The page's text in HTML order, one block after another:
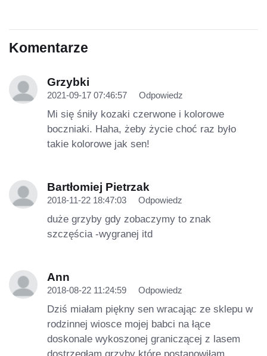
Komentarze
Grzybki
2021-09-17 07:46:57 Odpowiedz
Mi się śniły kozaki czerwone i kolorowe
boczniaki. Haha, żeby życie choć raz było
takie kolorowe jak sen!
Bartłomiej Pietrzak
2018-11-22 18:47:03 Odpowiedz
duże grzyby gdy zobaczymy to znak
szczęścia -wygranej itd
Ann
2018-08-22 11:24:59 Odpowiedz
Dziś miałam piękny sen wracając ze sklepu w
rodzinnej wiosce mojej babci na łące
doskonale wykoszonej graniczącej z lasem
dostrzegłam grzyby które postanowiłam